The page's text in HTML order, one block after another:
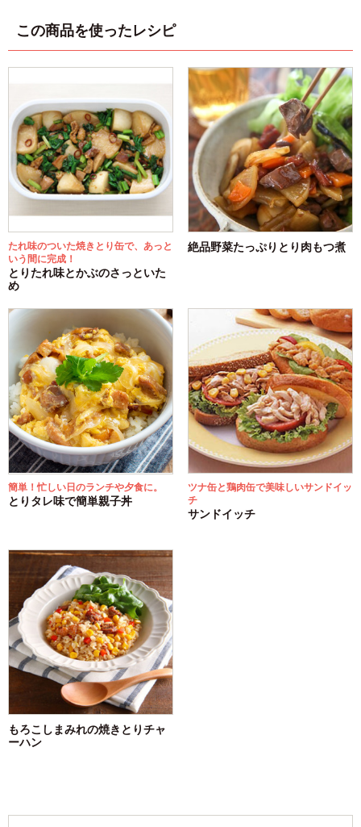
この商品を使ったレシピ
たれ味のついた焼きとり缶で、あっと
いう間に完成！
とりたれ味とかぶのさっといた
め
絶品野菜たっぷりとり肉もつ煮
簡単！忙しい日のランチや夕食に。
とりタレ味で簡単親子丼
ツナ缶と鶏肉缶で美味しいサンドイッ
チ
サンドイッチ
もろこしまみれの焼きとりチャ
ーハン